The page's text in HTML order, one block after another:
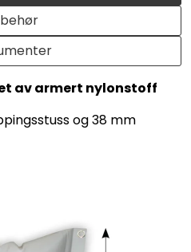
av armert nylonstoff
og 38 mm